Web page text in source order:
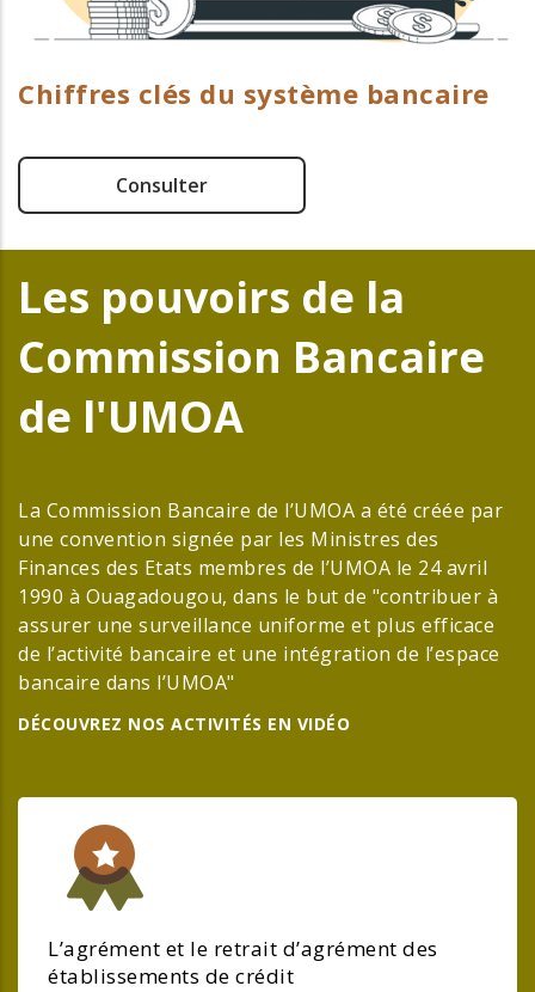
Chiffres clés du système bancaire
Consulter
Les pouvoirs de la
Commission Bancaire
de l'UMOA
La Commission Bancaire de l’UMOA a été créée par
une convention signée par les Ministres des
Finances des Etats membres de l’UMOA le 24 avril
1990 à Ouagadougou, dans le but de "contribuer à
assurer une surveillance uniforme et plus efficace
de l’activité bancaire et une intégration de l’espace
bancaire dans l’UMOA"
DÉCOUVREZ NOS ACTIVITÉS EN VIDÉO
L’agrément et le retrait d’agrément des
établissements de crédit